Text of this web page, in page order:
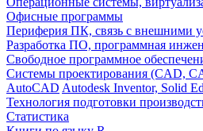
Офисные программы
Периферия ПК, связь с внешними
Разработка ПО, программная
Свободное программное
Системы проектирования (CAD,
AutoCAD Autodesk Inventor, Solid
Технология подготовки
Статистика